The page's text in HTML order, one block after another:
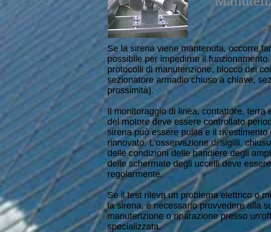
Se la sirena viene mantenuta, occorre
possibile per impedirne il
protocolli di manutenzione, blocco dei
sezionatore armadio chiuso a chiave,
prossimità).
Il monitoraggio di linea, contattore, terra
del motore deve essere controllato
sirena può essere pulita e il rivestimento
rinnovato. L'osservazione di sigilli,
delle condizioni delle bandiere degli
delle schermate degli uccelli deve
regolarmente.
Se il test rileva un problema elettrico o
la sirena, è necessario provvedere alla
manutenzione o riparazione presso
specializzata.